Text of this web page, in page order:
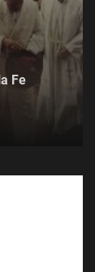
Fe